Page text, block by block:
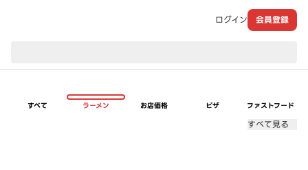
ログイン 会員登録
すべて ラーメン お店価格 ピザ ファストフード
すべて見る